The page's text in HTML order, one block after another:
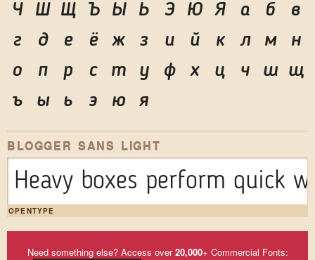
Ч
Ш Щ Ъ Ы Ь Э Ю Я а б
в
г
д е ё ж з и й к л м
н
о
п р с т у ф х ц ч ш щ
ъ
ы ь э ю я
BLOGGER SANS LIGHT
Heavy boxes perform quick
OPENTYPE
Need something else? Access over20,000+ Commercial Fonts: